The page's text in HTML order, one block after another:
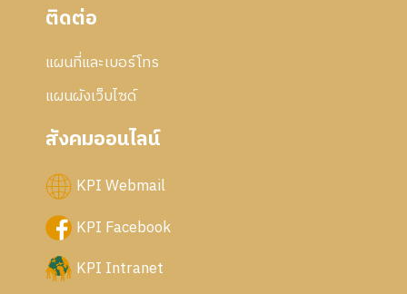
ติดต่อ
แผนที่และเบอร์โทร
แผนผังเว็บไซด์
สังคมออนไลน์
KPI Webmail
KPI Facebook
KPI Intranet